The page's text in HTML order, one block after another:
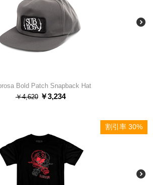
Bold Patch Snapback Hat
￥4,620 ￥3,234
割引率 30%